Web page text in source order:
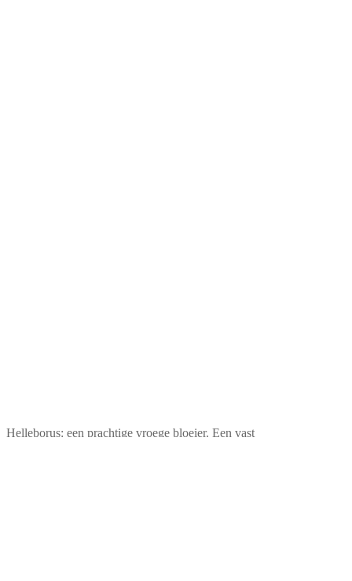
Helleborus: een prachtige vroege bloeier. Een vast